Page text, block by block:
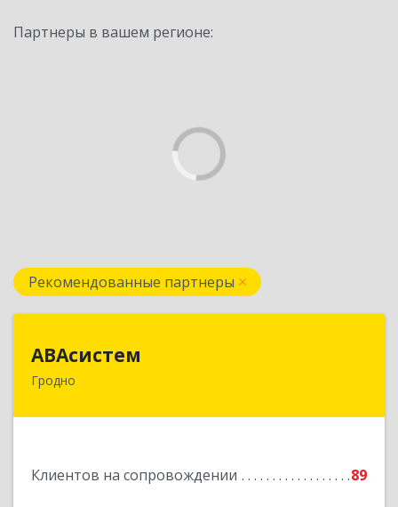
Партнеры в вашем регионе:
Рекомендованные партнеры
АВАсистем
Гродно
Клиентов на сопровождении 89
БЕЛАРУСЬ , 230029, г.Гродно, ул.Горького 72,